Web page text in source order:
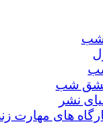
شب
مشق شب
نشر
های مهارت